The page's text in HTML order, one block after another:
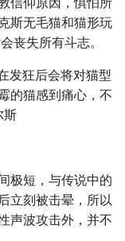
斯无毛猫和猫形玩
丧失所有斗志。
发狂后会将对猫型
的猫感到痛心，不
斯
极短，与传说中的
立刻被击晕，所以
声波攻击外，并不